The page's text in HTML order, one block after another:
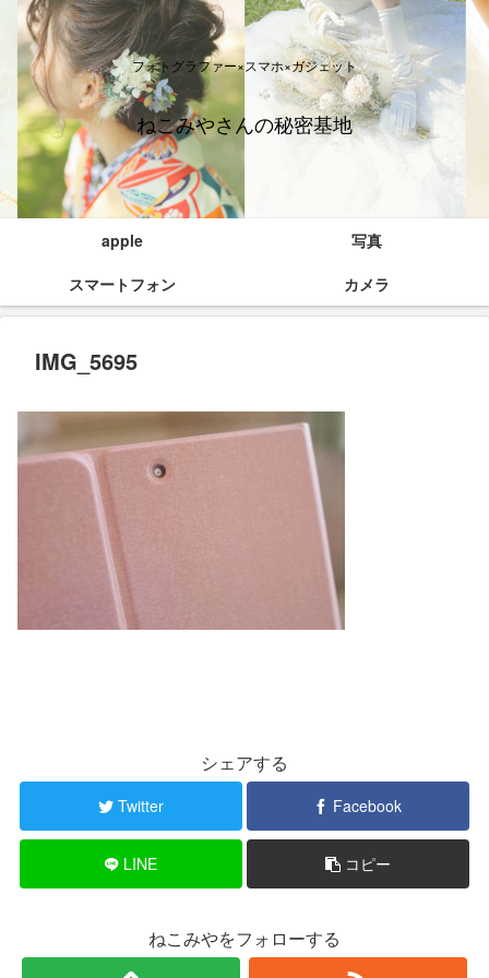
フォトグラファー×スマホ×ガジェット
ねこみやさんの秘密基地
apple
写真
スマートフォン
カメラ
IMG_5695
シェアする
Twitter Facebook
LINE コピー
ねこみやをフォローする